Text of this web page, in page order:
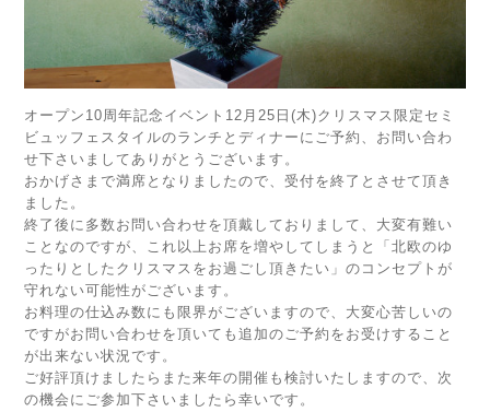
オープン10周年記念イベント12月25日(木)クリスマス限定セミ
ビュッフェスタイルのランチとディナーにご予約、お問い合わ
せ下さいましてありがとうございます。
おかげさまで満席となりましたので、受付を終了とさせて頂き
ました。
終了後に多数お問い合わせを頂戴しておりまして、大変有難い
ことなのですが、これ以上お席を増やしてしまうと「北欧のゆ
ったりとしたクリスマスをお過ごし頂きたい」のコンセプトが
守れない可能性がございます。
お料理の仕込み数にも限界がございますので、大変心苦しいの
ですがお問い合わせを頂いても追加のご予約をお受けすること
が出来ない状況です。
ご好評頂けましたらまた来年の開催も検討いたしますので、次
の機会にご参加下さいましたら幸いです。